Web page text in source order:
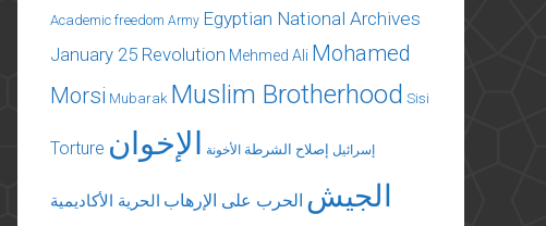
Academic freedom Army Egyptian National Archives
January 25 Revolution Mehmed Ali Mohamed
Morsi Mubarak Muslim Brotherhood Sisi
Torture إسرائيل إصلاح الشرطة الأخونة الإخوان
الجيش الحرب على الإرهاب الحرية الأكاديمية